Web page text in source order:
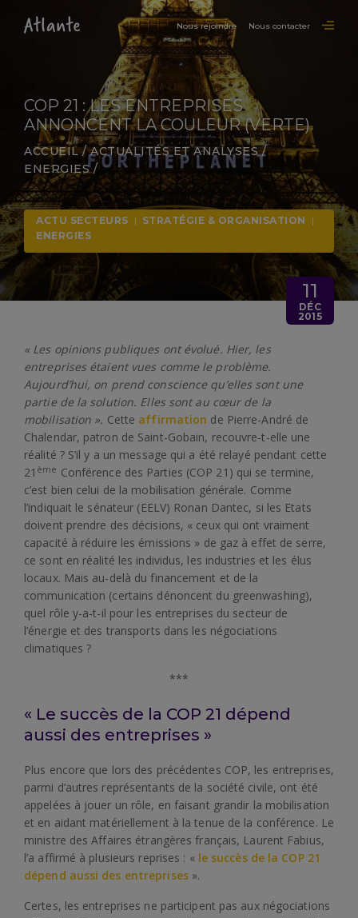
Nous rejoindre Nous contacter
COP 21 : LES ENTREPRISES
ANNONCENT LA COULEUR (VERTE)
ACCUEIL/ACTUALITÉS ET ANALYSES/
ENERGIES/
ACTU SECTEURS | STRATÉGIE & ORGANISATION
|
ENERGIES
11
DÉC
2015
« Les opinions publiques ont évolué. Hier, les
entreprises étaient vues comme le problème.
Aujourd’hui, on prend conscience qu’elles sont une
partie de la solution. Elles sont au cœur de la
mobilisation ». Cette affirmation de Pierre-André de
Chalendar, patron de Saint-Gobain, recouvre-t-elle une
réalité ? S’il y a un message qui a été relayé pendant cette
21 ème Conférence des Parties (COP 21) qui se termine,
c’est bien celui de la mobilisation générale. Comme
l’indiquait le sénateur (EELV) Ronan Dantec, si les Etats
doivent prendre des décisions, « ceux qui ont vraiment
capacité à réduire les émissions » de gaz à effet de serre,
ce sont en réalité les individus, les industries et les élus
locaux. Mais au-delà du financement et de la
communication (certains dénoncent du greenwashing),
quel rôle y-a-t-il pour les entreprises du secteur de
l’énergie et des transports dans les négociations
climatiques ?
***
« Le succès de la COP 21 dépend
aussi des entreprises »
Plus encore que lors des précédentes COP, les entreprises,
parmi d’autres représentants de la société civile, ont été
appelées à jouer un rôle, en faisant grandir la mobilisation
et en aidant matériellement à la tenue de la conférence. Le
ministre des Affaires étrangères français, Laurent Fabius,
l’a affirmé à plusieurs reprises : « le succès de la COP 21
dépend aussi des entreprises ».
Certes, les entreprises ne participent pas aux négociations